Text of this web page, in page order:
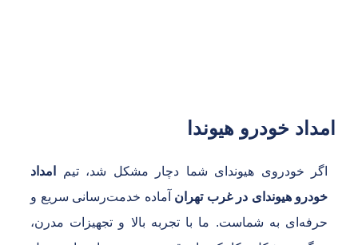
خودرو هیوندا
خودروی هیوندای شما دچار مشکل شد، تیمامداد
هیوندای در غرب تهرانآماده خدمت‌رسانی سریع و
به شماست. ما با تجربه بالا و تجهیزات مدرن،